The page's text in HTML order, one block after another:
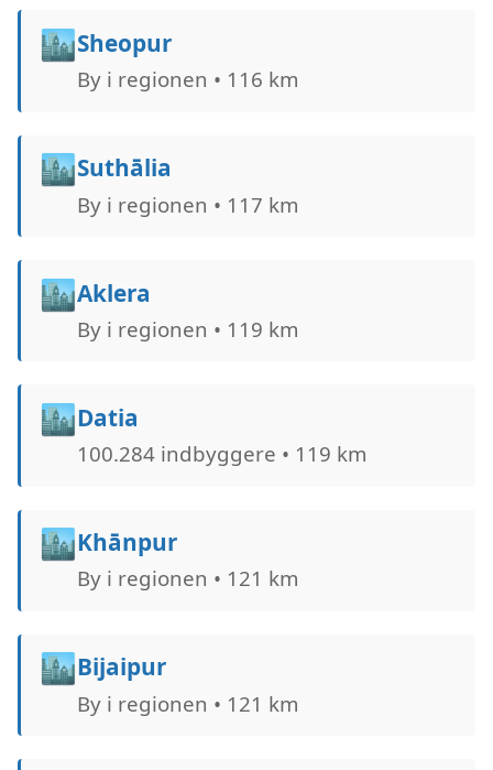
🏙️Sheopur
By i regionen • 116 km
🏙️Suthālia
By i regionen • 117 km
🏙️Aklera
By i regionen • 119 km
🏙️Datia
100.284 indbyggere • 119 km
🏙️Khānpur
By i regionen • 121 km
🏙️Bijaipur
By i regionen • 121 km